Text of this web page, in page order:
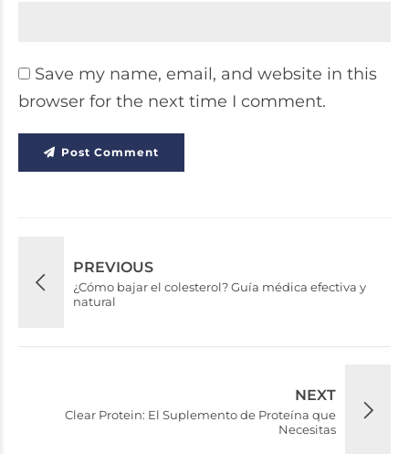
Save my name, email, and website in this
browser for the next time I comment.
Post Comment
PREVIOUS
¿Cómo bajar el colesterol? Guía médica efectiva y
natural
NEXT
Clear Protein: El Suplemento de Proteína que
Necesitas